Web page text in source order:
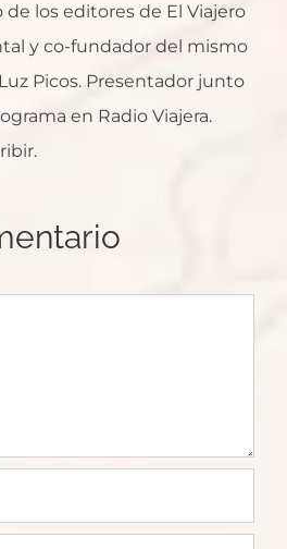
de los editores de El Viajero
y co-fundador del mismo
Picos. Presentador junto
en Radio Viajera.